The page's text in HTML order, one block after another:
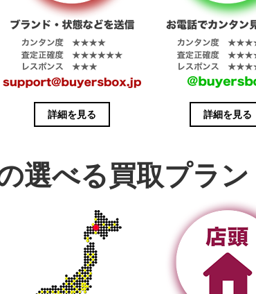
詳細を見る 詳細を見る
選べる買取プラン